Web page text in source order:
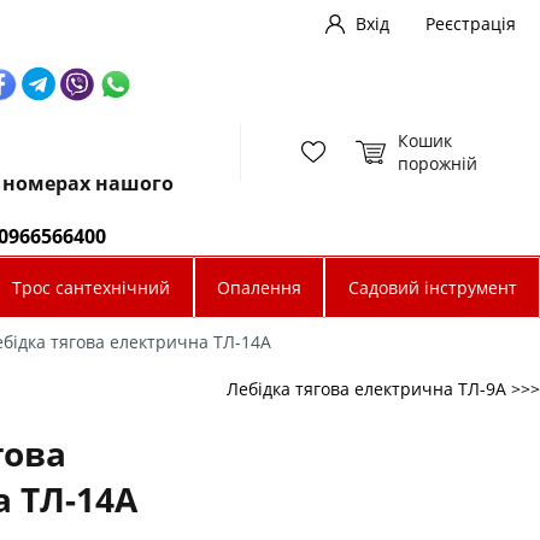
Вхід Реєстрація
номерах нашого
Кошик
порожній
Трос сантехнічний Опалення Садовий інструмент
тягова електрична ТЛ-14А
Лебідка тягова електрична ТЛ-9А >>>
ТЛ-14А